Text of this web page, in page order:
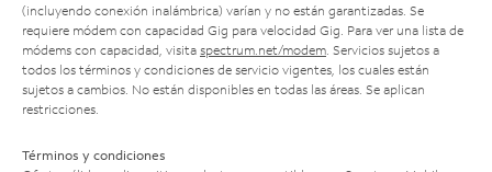
(incluyendo conexión inalámbrica) varían y no están garantizadas. Se
requiere módem con capacidad Gig para velocidad Gig. Para ver una lista de
módems con capacidad, visita spectrum.net/modem . Servicios sujetos a
todos los términos y condiciones de servicio vigentes, los cuales están
sujetos a cambios. No están disponibles en todas las áreas. Se aplican
restricciones.
Términos y condiciones